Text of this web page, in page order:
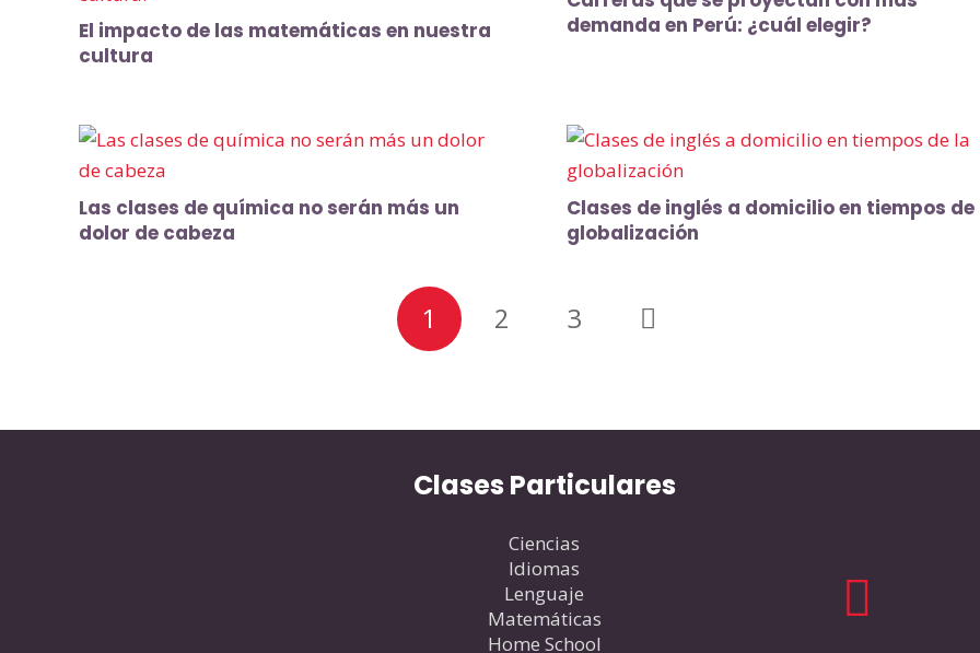
El impacto de las matemáticas en nuestra
cultura
demanda en Perú: ¿cuál elegir?
Las clases de química no serán más un
dolor de cabeza
Clases de inglés a domicilio en tiempos de
globalización
1 2 3
Clases Particulares
Ciencias
Idiomas
Lenguaje
Matemáticas
Home School